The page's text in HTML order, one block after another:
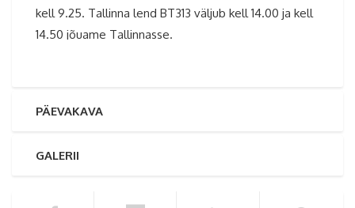
kell 9.25. Tallinna lend BT313 väljub kell 14.00 ja kell
14.50 jõuame Tallinnasse.
PÄEVAKAVA
GALERII